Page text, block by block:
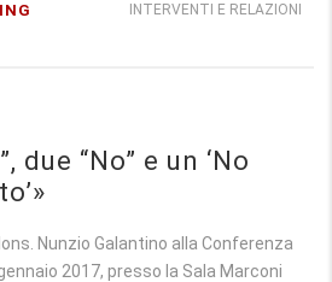
INTERVENTI E RELAZIONI
due “No” e un ‘No
Nunzio Galantino alla Conferenza
2017, presso la Sala Marconi